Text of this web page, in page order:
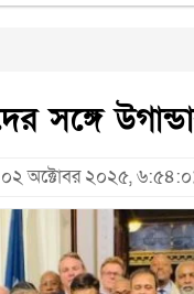
সঙ্গে
০২ অক্টোবর ২০২৫,